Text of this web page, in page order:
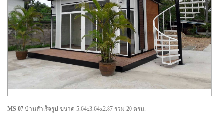
MS 07 บ้านสำเร็จรูป ขนาด 5.64x3.64x2.87 รวม 20 ตรม.